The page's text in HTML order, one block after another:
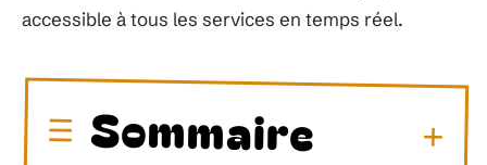
accessible à tous les services en temps réel.
Sommaire